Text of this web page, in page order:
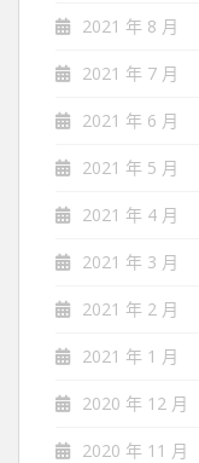
2021 年 8 月
2021 年 7 月
2021 年 6 月
2021 年 5 月
2021 年 4 月
2021 年 3 月
2021 年 2 月
2021 年 1 月
2020 年 12 月
2020 年 11 月